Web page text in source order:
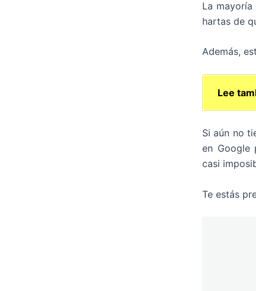
La
hartas de
Además,
Lee
Si aún no
en Google
casi
Te estás